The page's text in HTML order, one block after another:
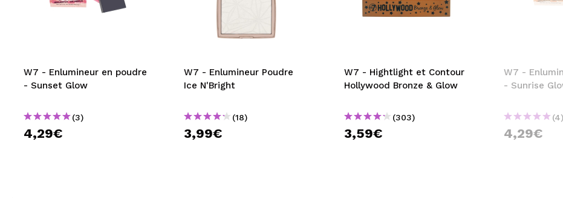
W7 - Enlumineur en poudre
- Sunset Glow
(3)
4,29€
W7 - Enlumineur Poudre
Ice N'Bright
(18)
3,99€
W7 - Hightlight et Contour
Hollywood Bronze & Glow
(303)
3,59€
W7 -
- Sunrise
(4)
4,29€